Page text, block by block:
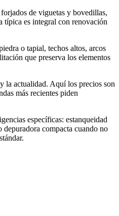
de viguetas y bovedillas,
típica es integral con renovación
o tapial, techos altos, arcos
que preserva los elementos
la actualidad. Aquí los precios son
más recientes piden
específicas: estanqueidad
compacta cuando no